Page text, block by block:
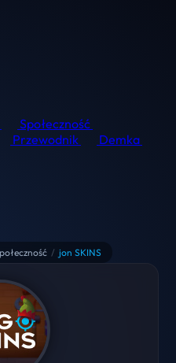
Społeczność
Przewodnik
Demka
/ jon SKINS